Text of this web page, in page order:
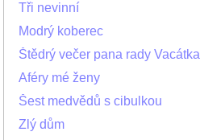
Tři nevinní
Modrý koberec
Štědrý večer pana rady Vacátka
Aféry mé ženy
Šest medvědů s cibulkou
Zlý dům